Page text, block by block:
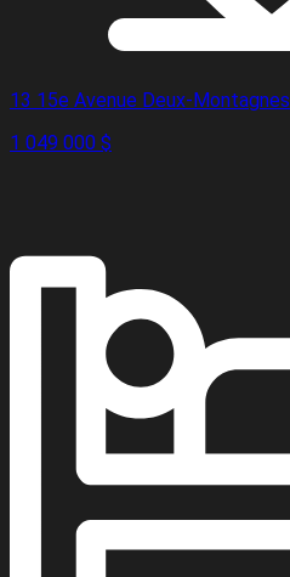
13 15e Avenue Deux-Montagnes
1 049 000 $